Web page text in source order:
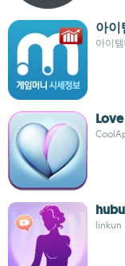
아이
아이
hubu
linkun